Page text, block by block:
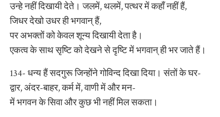
उन्हे नहीं दिखायी देते। जलमें, थलमें, पत्थर में कहाँ नहीं हैं,
जिधर देखो उधर ही भगवान् हैं,
पर अभक्तों को केवल शून्य दिखायी देता है।
एकत्व के साथ सृष्टि को देखने से दृष्टि में भगवान् ही भर जाते हैं।
134- धन्य हैं सदगुरू जिन्होंने गोविन्द दिखा दिया। संतों के घर-
द्वार, अंदर-बाहर, कर्म में, वाणी में और मन-
में भगवन के सिवा और कुछ भी नहीं मिल सकता।